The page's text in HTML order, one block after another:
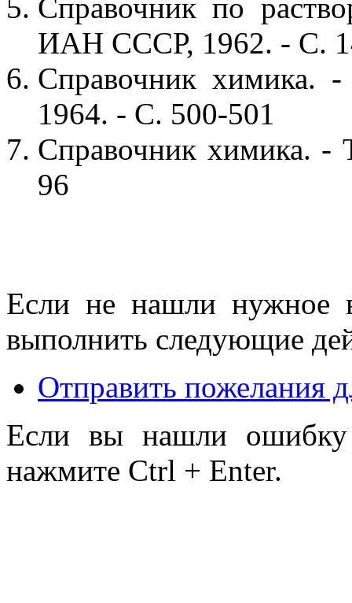
Справочник по
ИАН СССР, 1962. - С.
Справочник
1964. - С. 500-501
Справочник химика.
96
Если не нашли нужное
выполнить следующие
Отправить пожелания
Если вы нашли ошибку
нажмите Ctrl + Enter.